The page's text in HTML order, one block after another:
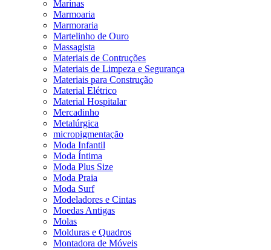
Marinas
Marmoaria
Marmoraria
Martelinho de Ouro
Massagista
Materiais de Contruções
Materiais de Limpeza e Segurança
Materiais para Construção
Material Elétrico
Material Hospitalar
Mercadinho
Metalúrgica
micropigmentação
Moda Infantil
Moda Íntima
Moda Plus Size
Moda Praia
Moda Surf
Modeladores e Cintas
Moedas Antigas
Molas
Molduras e Quadros
Montadora de Móveis